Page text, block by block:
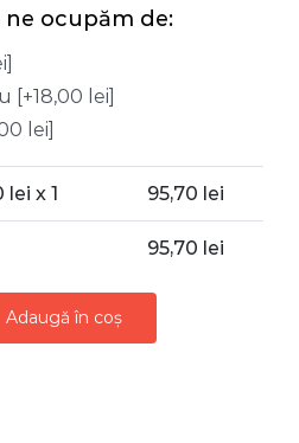
ne ocupăm de:
[+18,00 lei]
lei]
lei x 1 95,70 lei
95,70 lei
Adaugă în coș